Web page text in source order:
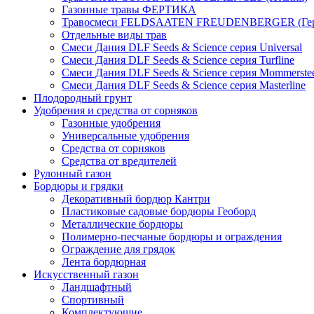
Газонные травы ФЕРТИКА
Травосмеси FELDSAATEN FREUDENBERGER
Отдельные виды трав
Смеси Дания DLF Seeds & Sciеnce серия Universal
Смеси Дания DLF Seeds & Sciеnce серия Turfline
Смеси Дания DLF Seeds & Sciеnce серия
Смеси Дания DLF Seeds & Sciеnce серия Masterline
Плодородный грунт
Удобрения и средства от сорняков
Газонные удобрения
Универсальные удобрения
Средства от сорняков
Средства от вредителей
Рулонный газон
Бордюры и грядки
Декоративный бордюр Кантри
Пластиковые садовые бордюры Геоборд
Металлические бордюры
Полимерно-песчаные бордюры и ограждения
Ограждение для грядок
Лента бордюрная
Искусственный газон
Ландшафтный
Спортивный